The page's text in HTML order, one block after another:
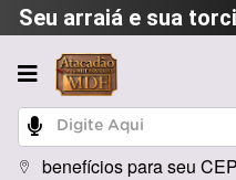
Seu arraiá e sua
benefícios para seu CEP